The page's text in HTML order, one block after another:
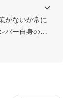
がないか常に
バー自身の幸